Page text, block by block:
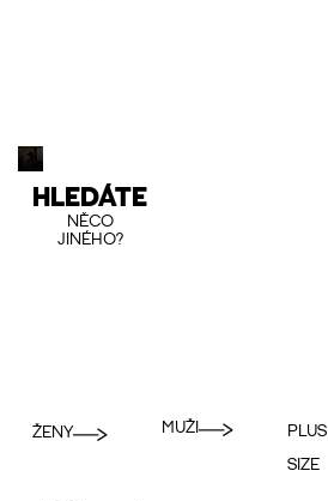
HLEDÁTE
NĚCO
JINÉHO?
ŽENY MUŽI
PLUS
SIZE